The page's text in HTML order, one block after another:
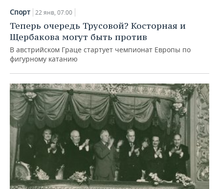
Спорт 22 янв, 07:00
Теперь очередь Трусовой? Косторная и
Щербакова могут быть против
В австрийском Граце стартует чемпионат Европы по
фигурному катанию